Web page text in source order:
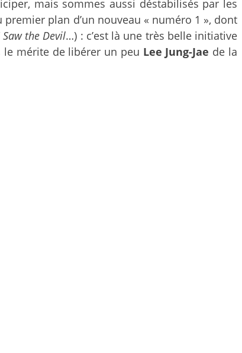
mais sommes aussi déstabilisés par les
plan d’un nouveau « numéro 1 », dont
Saw the Devil…) : c’est là une très belle initiative
le mérite de libérer un peu Lee Jung-Jae de la